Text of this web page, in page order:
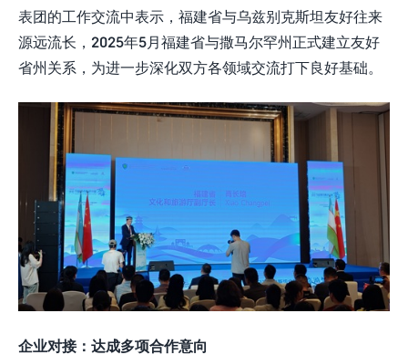
表团的工作交流中表示，福建省与乌兹别克斯坦友好往来
源远流长，2025年5月福建省与撒马尔罕州正式建立友好
省州关系，为进一步深化双方各领域交流打下良好基础。
企业对接：达成多项合作意向